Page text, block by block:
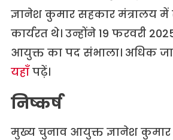
ज्ञानेश कुमार सहकार मंत्रालय
कार्यरत थे। उन्होंने 19 फरवरी
आयुक्त का पद संभाला। अधिक
यहाँपढ़ें।
निष्कर्ष
मुख्य चुनाव आयुक्त ज्ञानेश